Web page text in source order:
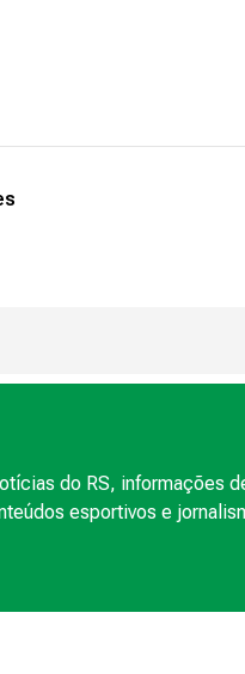
do RS, informações
esportivos e